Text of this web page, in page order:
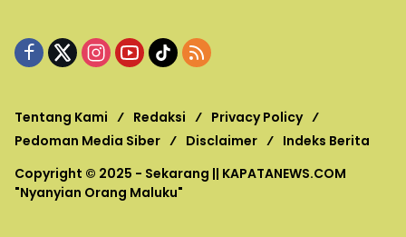
Tentang Kami Redaksi
Privacy Policy
Pedoman Media Siber
Disclaimer
Indeks Berita
Copyright © 2025 - Sekarang || KAPATANEWS.COM
"Nyanyian Orang Maluku"